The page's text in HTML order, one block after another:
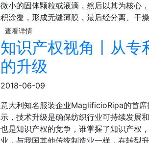
微小的固体颗粒或液滴，然后以其为核心
积涂覆，形成无缝薄膜，最后经分离、干
查看详情
知识产权视角丨从专
的升级
2018-06-09
意大利知名服装企业MaglificioRipa的首
示，技术升级是确保纺织行业可持续发展
也是知识产权的竞争，谁掌握了知识产权
业，与我国其他传统制造业一样，在转型